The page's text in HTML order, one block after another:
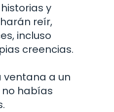
y
reír,
incluso
creencias.
ventana a un
no habías